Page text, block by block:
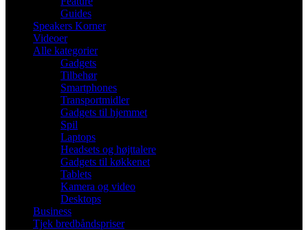
Guides
Speakers Korner
Videoer
Alle kategorier
Gadgets
Tilbehør
Smartphones
Transportmidler
Gadgets til hjemmet
Spil
Laptops
Headsets og højttalere
Gadgets til køkkenet
Tablets
Kamera og video
Desktops
Business
Tjek bredbåndspriser